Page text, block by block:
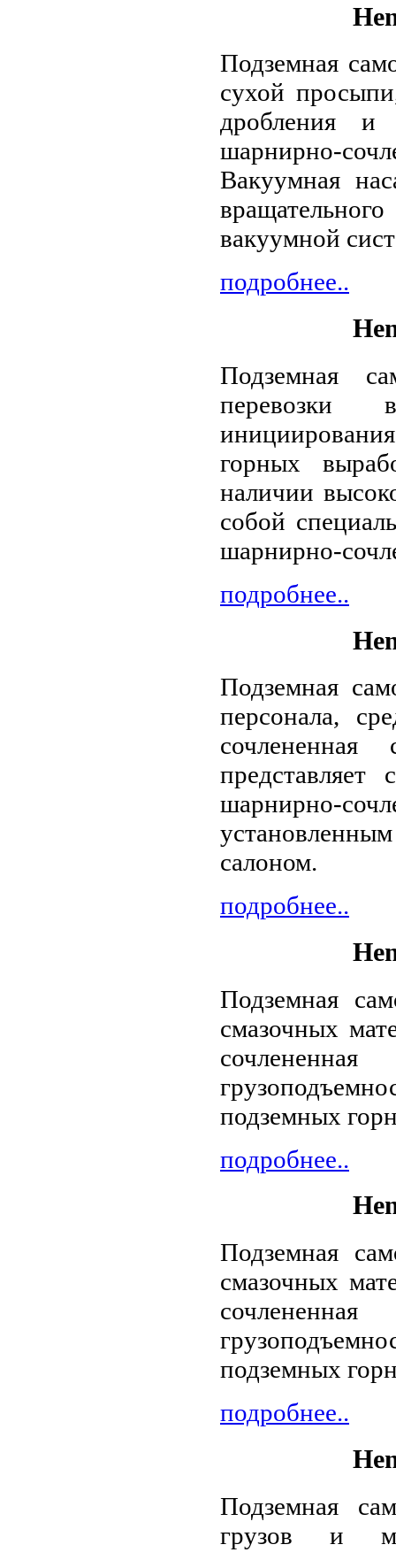
Подземная
сухой
дробления и
шарнирно-
Вакуумная
вакуумной
подробнее..
Подземная
перевозки
горных
наличии
собой
шарнирно-
подробнее..
Подземная
персонала,
сочлененная
шарнирно-
салоном.
подробнее..
Подземная
смазочных
подземных
подробнее..
Подземная
смазочных
подземных
подробнее..
Подземная
грузов и